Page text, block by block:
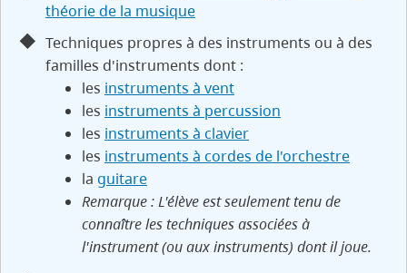
théorie de la musique
Techniques propres à des instruments ou à des
familles d'instruments dont :
les instruments à vent
les instruments à percussion
les instruments à clavier
les instruments à cordes de l'orchestre
la guitare
Remarque : L'élève est seulement tenu de
connaître les techniques associées à
l'instrument (ou aux instruments) dont il joue.